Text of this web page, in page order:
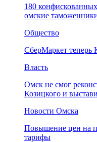
180
омские
Общество
СберМаркет теперь
Власть
Омск не смог
Козицкого и
Новости Омска
Повышение цен на
тарифы